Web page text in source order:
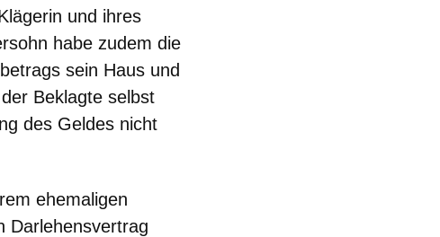
und ihres
habe zudem die
sein Haus und
Beklagte selbst
des Geldes nicht
ehemaligen
Darlehensvertrag